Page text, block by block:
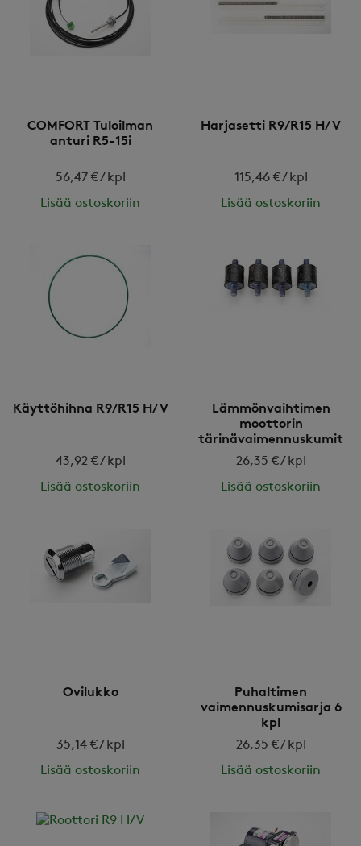
COMFORT Tuloilman
anturi R5-15i
56,47 € / kpl
Lisää ostoskoriin
Harjasetti R9/R15 H/V
115,46 € / kpl
Lisää ostoskoriin
Käyttöhihna R9/R15 H/V
43,92 € / kpl
Lisää ostoskoriin
Lämmönvaihtimen
moottorin
tärinävaimennuskumit
(4kpl)
26,35 € / kpl
Lisää ostoskoriin
Ovilukko
35,14 € / kpl
Lisää ostoskoriin
Puhaltimen
vaimennuskumisarja 6
kpl
26,35 € / kpl
Lisää ostoskoriin